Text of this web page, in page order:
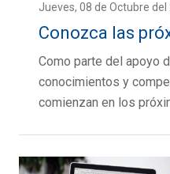
Jueves, 08 de Octubre del
Conozca las
Como parte del apoyo
conocimientos y
comienzan en los